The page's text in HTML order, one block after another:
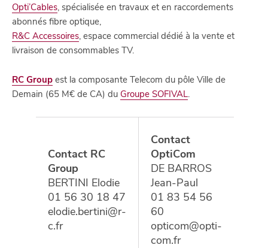
Opti’Cables, spécialisée en travaux et en raccordements
abonnés fibre optique,
R&C Accessoires, espace commercial dédié à la vente et
livraison de consommables TV.
RC Group est la composante Telecom du pôle Ville de
Demain (65 M€ de CA) du Groupe SOFIVAL.
Contact RC
Group
BERTINI Elodie
01 56 30 18 47
elodie.bertini@r-
c.fr
Contact
OptiCom
DE BARROS
Jean-Paul
01 83 54 56
60
opticom@opti-
com.fr